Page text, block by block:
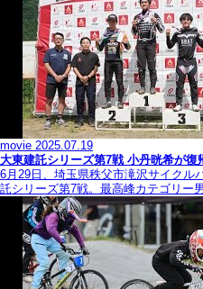
movie 2025.07.19
大東建託シリーズ第7戦 ⼩丹晄希が復
6月29日、埼玉県秩父市滝沢サイクル
託シリーズ第7戦。最高峰カテゴリー